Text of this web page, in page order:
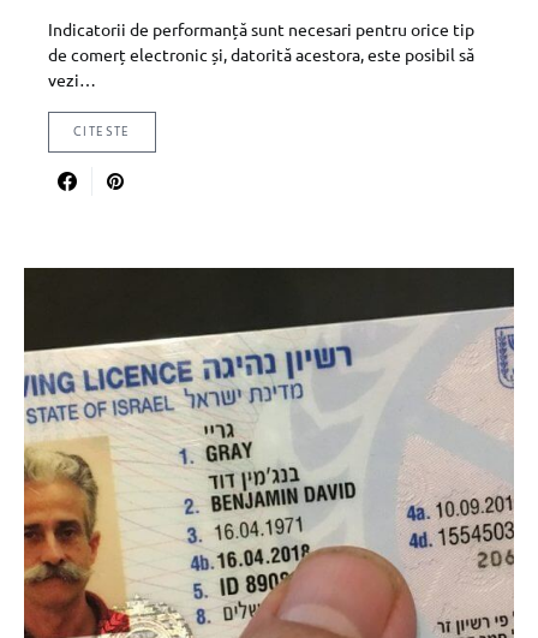
Indicatorii de performanță sunt necesari pentru orice tip
de comerț electronic și, datorită acestora, este posibil să
vezi…
CITESTE